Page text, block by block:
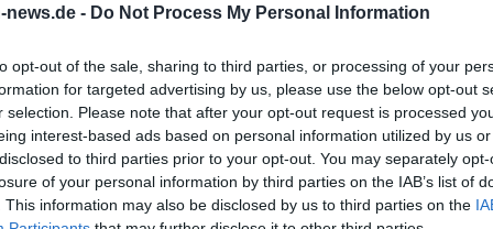
news.de - Do Not Process My Personal Information
opt-out of the sale, sharing to third parties, or processing of your
for targeted advertising by us, please use the below opt-out
selection. Please note that after your opt-out request is processed
interest-based ads based on personal information utilized by us
to third parties prior to your opt-out. You may separately
of your personal information by third parties on the IAB’s list of
This information may also be disclosed by us to third parties on the
künstlerische Darbietungen und
zu einem besonderen Erlebnis machen.
an der Musik und
ein Muss. Dank des großen Angebots